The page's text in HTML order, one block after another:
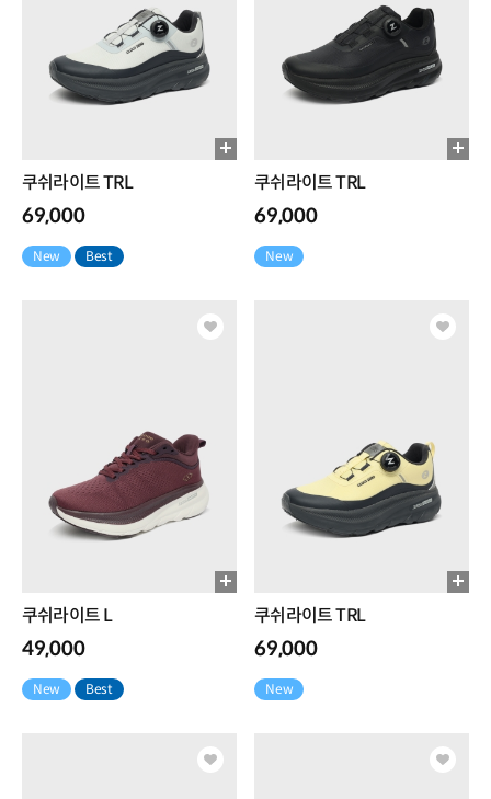
쿠쉬라이트 TRL
69,000
New Best
쿠쉬라이트 TRL
69,000
New
쿠쉬라이트 L
49,000
New Best
쿠쉬라이트 TRL
69,000
New